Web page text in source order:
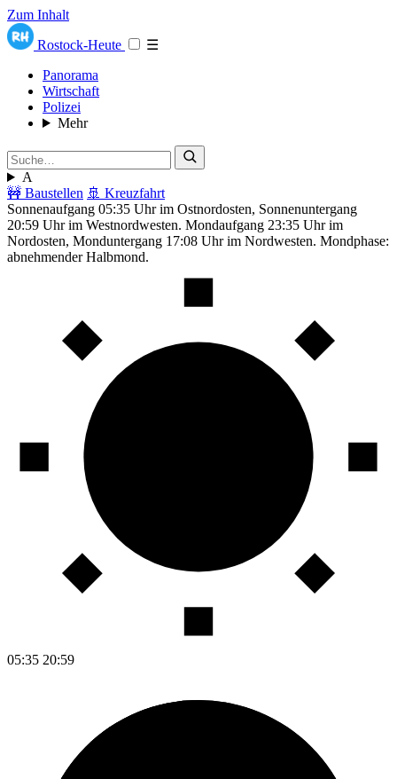
Zum Inhalt
Rostock-Heute
☰
Panorama
Wirtschaft
Polizei
Mehr
A
🚧 Baustellen 🚢 Kreuzfahrt
Sonnenaufgang 05:35 Uhr im Ostnordosten, Sonnenuntergang
20:59 Uhr im Westnordwesten. Mondaufgang 23:35 Uhr im
Nordosten, Monduntergang 17:08 Uhr im Nordwesten. Mondphase:
abnehmender Halbmond.
05:35 20:59